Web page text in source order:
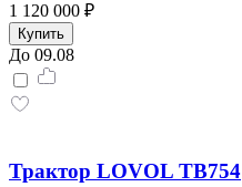
1 120 000 ₽
Купить
До 09.08
Трактор LOVOL TB754